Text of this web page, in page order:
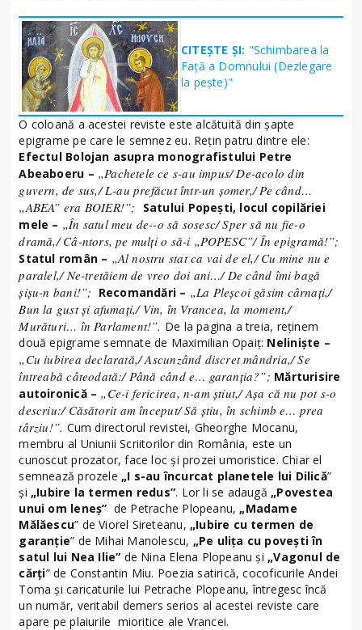
CITEȘTE ȘI: "Schimbarea la
Față a Domnului (Dezlegare
la peşte)"
O coloană a acestei reviste este alcătuită din șapte
epigrame pe care le semnez eu. Rețin patru dintre ele:
Efectul Bolojan asupra monografistului Petre
Abeaboeru – „Pachetele ce s-au impus/ De-acolo din
guvern, de sus,/ L-au prefăcut într-un șomer,/ Pe când…
„ABEA” era BOIER!”; Satului Popești, locul copilăriei
mele – „În satul meu de--o să sosesc/ Sper să nu fie-o
dramă,/ Câ-ntors, pe mulți o să-i „POPESC”/ În epigramă!”;
Statul român – „Al nostru stat ca vai de el,/ Cu mine nu e
paralel,/ Ne-tretăiem de vreo doi ani…/ De când îmi bagă
șișu-n bani!”; Recomandări – „La Pleșcoi găsim cârnați,/
Bun la gust și afumați,/ Vin, în Vrancea, la moment,/
Murături… în Parlament!”. De la pagina a treia, reținem
două epigrame semnate de Maximilian Opaiț: Neliniște –
„Cu iubirea declarată,/ Ascunzând discret mândria,/ Se
întreabă câteodată:/ Până când e… garanția?”; Mărturisire
autoironică – „Ce-i fericirea, n-am știut,/ Așa că nu pot s-o
descriu:/ Căsătorit am început/ Să știu, în schimb e… prea
târziu!”. Cum directorul revistei, Gheorghe Mocanu,
membru al Uniunii Scriitorilor din România, este un
cunoscut prozator, face loc și prozei umoristice. Chiar el
semnează prozele„I s-au încurcat planetele lui Dilică”
și„Iubire la termen redus”. Lor li se adaugă„Povestea
unui om leneș” de Petrache Plopeanu,„Madame
Mălăescu” de Viorel Sireteanu, „Iubire cu termen de
garanție” de Mihai Manolescu, „Pe ulița cu povești în
satul lui Nea Ilie” de Nina Elena Plopeanu și„Vagonul de
cărți” de Constantin Miu. Poezia satirică, cocoficurile Andei
Toma și caricaturile lui Petrache Plopeanu, întregesc încă
un număr, veritabil demers serios al acestei reviste care
apare pe plaiurile mioritice ale Vrancei.